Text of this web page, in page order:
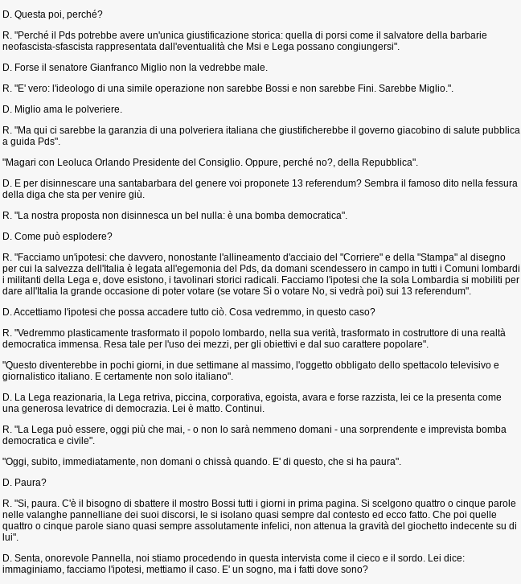
D. Questa poi, perché?
R. "Perché il Pds potrebbe avere un'unica giustificazione storica: quella di porsi come il salvatore della barbarie
neofascista-sfascista rappresentata dall'eventualità che Msi e Lega possano congiungersi".
D. Forse il senatore Gianfranco Miglio non la vedrebbe male.
R. "E' vero: l'ideologo di una simile operazione non sarebbe Bossi e non sarebbe Fini. Sarebbe Miglio.".
D. Miglio ama le polveriere.
R. "Ma qui ci sarebbe la garanzia di una polveriera italiana che giustificherebbe il governo giacobino di salute pubblica
a guida Pds".
"Magari con Leoluca Orlando Presidente del Consiglio. Oppure, perché no?, della Repubblica".
D. E per disinnescare una santabarbara del genere voi proponete 13 referendum? Sembra il famoso dito nella fessura
della diga che sta per venire giù.
R. "La nostra proposta non disinnesca un bel nulla: è una bomba democratica".
D. Come può esplodere?
R. "Facciamo un'ipotesi: che davvero, nonostante l'allineamento d'acciaio del "Corriere" e della "Stampa" al disegno
per cui la salvezza dell'Italia è legata all'egemonia del Pds, da domani scendessero in campo in tutti i Comuni lombardi
i militanti della Lega e, dove esistono, i tavolinari storici radicali. Facciamo l'ipotesi che la sola Lombardia si mobiliti per
dare all'Italia la grande occasione di poter votare (se votare Sì o votare No, si vedrà poi) sui 13 referendum".
D. Accettiamo l'ipotesi che possa accadere tutto ciò. Cosa vedremmo, in questo caso?
R. "Vedremmo plasticamente trasformato il popolo lombardo, nella sua verità, trasformato in costruttore di una realtà
democratica immensa. Resa tale per l'uso dei mezzi, per gli obiettivi e dal suo carattere popolare".
"Questo diventerebbe in pochi giorni, in due settimane al massimo, l'oggetto obbligato dello spettacolo televisivo e
giornalistico italiano. E certamente non solo italiano".
D. La Lega reazionaria, la Lega retriva, piccina, corporativa, egoista, avara e forse razzista, lei ce la presenta come
una generosa levatrice di democrazia. Lei è matto. Continui.
R. "La Lega può essere, oggi più che mai, - o non lo sarà nemmeno domani - una sorprendente e imprevista bomba
democratica e civile".
"Oggi, subito, immediatamente, non domani o chissà quando. E' di questo, che si ha paura".
D. Paura?
R. "Si, paura. C'è il bisogno di sbattere il mostro Bossi tutti i giorni in prima pagina. Si scelgono quattro o cinque parole
nelle valanghe pannelliane dei suoi discorsi, le si isolano quasi sempre dal contesto ed ecco fatto. Che poi quelle
quattro o cinque parole siano quasi sempre assolutamente infelici, non attenua la gravità del giochetto indecente su di
lui".
D. Senta, onorevole Pannella, noi stiamo procedendo in questa intervista come il cieco e il sordo. Lei dice:
immaginiamo, facciamo l'ipotesi, mettiamo il caso. E' un sogno, ma i fatti dove sono?